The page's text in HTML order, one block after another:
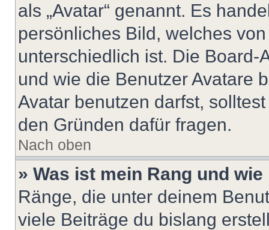
als „Avatar“ genannt. Es
persönliches Bild, welches
unterschiedlich ist. Die
und wie die Benutzer Avatare
Avatar benutzen darfst,
den Gründen dafür fragen.
Nach oben
» Was ist mein Rang und
Ränge, die unter deinem
viele Beiträge du bislang